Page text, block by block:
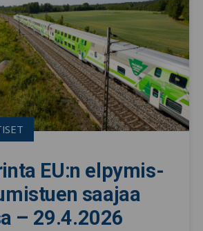
EU:n elpymis-
saajaa
– 29.4.2026